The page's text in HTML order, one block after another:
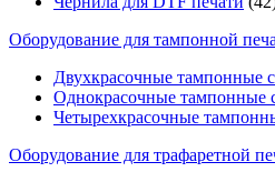
Оборудование для тампонной
Двухкрасочные тампонные
Однокрасочные тампонные
Четырехкрасочные
Оборудование для трафаретной